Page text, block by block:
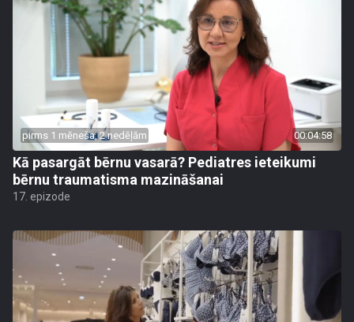
pirms 1 mēneša, 2 nedēļām 00:04:58
Kā pasargāt bērnu vasarā? Pediatres ieteikumi
bērnu traumatisma mazināšanai
17. epizode